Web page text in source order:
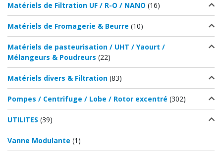
Matériels de Filtration UF / R-O / NANO (16)
Matériels de Fromagerie & Beurre (10)
Matériels de pasteurisation / UHT / Yaourt /
Mélangeurs & Poudreurs (22)
Matériels divers & Filtration (83)
Pompes / Centrifuge / Lobe / Rotor excentré (302)
UTILITES (39)
Vanne Modulante (1)